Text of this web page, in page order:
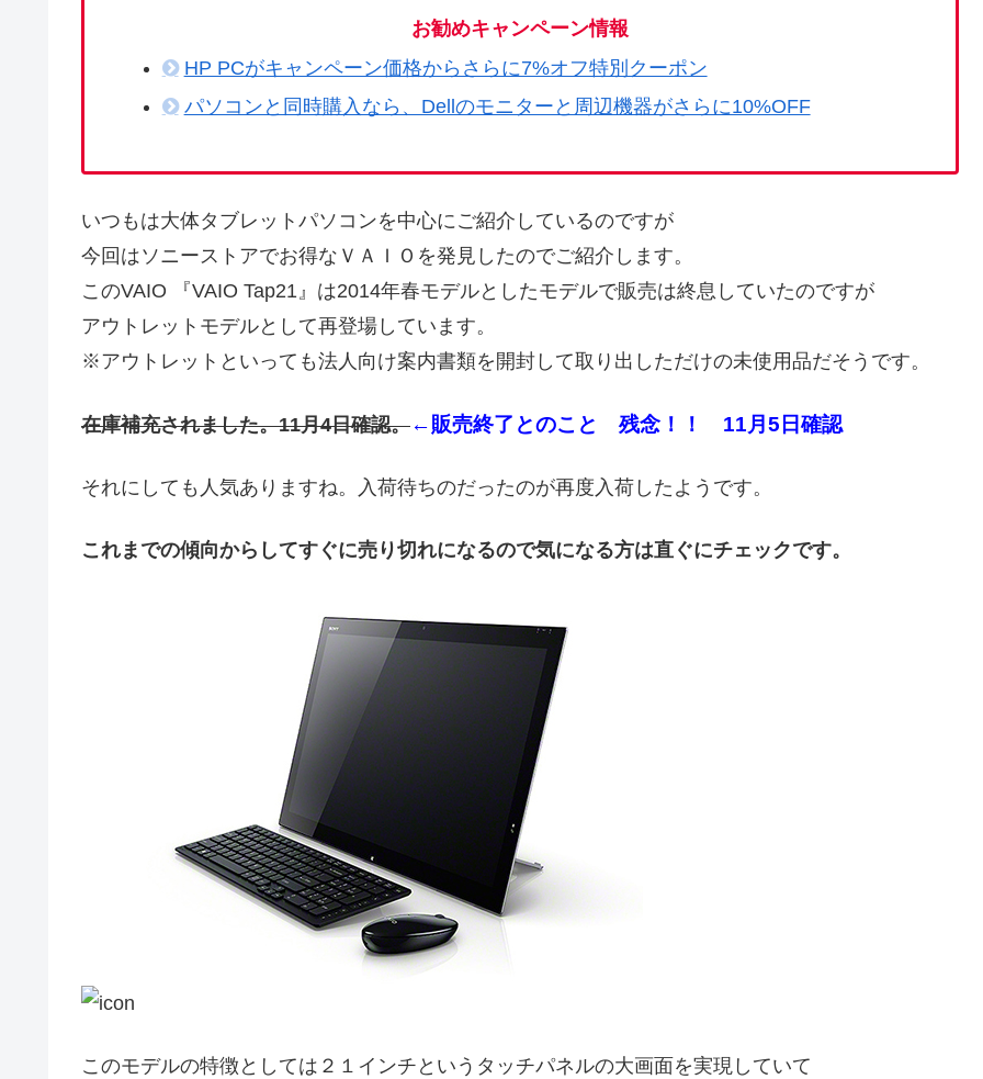
お勧めキャンペーン情報
HP PCがキャンペーン価格からさらに7%オフ特別クーポン
パソコンと同時購入なら、Dellのモニターと周辺機器がさらに10%OFF
いつもは大体タブレットパソコンを中心にご紹介しているのですが
今回はソニーストアでお得なＶＡＩＯを発見したのでご紹介します。
このVAIO 『VAIO Tap21』は2014年春モデルとしたモデルで販売は終息していたのですが
アウトレットモデルとして再登場しています。
※アウトレットといっても法人向け案内書類を開封して取り出しただけの未使用品だそうです。
在庫補充されました。11月4日確認。 ←販売終了とのこと 残念！！ 11月5日確認
それにしても人気ありますね。入荷待ちのだったのが再度入荷したようです。
これまでの傾向からしてすぐに売り切れになるので気になる方は直ぐにチェックです。
このモデルの特徴としては２１インチというタッチパネルの大画面を実現していて